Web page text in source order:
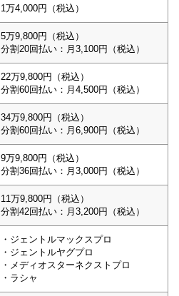
1万4,000円（税込）
5万9,800円（税込）
分割20回払い：月3,100円（税込）
22万9,800円（税込）
分割60回払い：月4,500円（税込）
34万9,800円（税込）
分割60回払い：月6,900円（税込）
9万9,800円（税込）
分割36回払い：月3,000円（税込）
11万9,800円（税込）
分割42回払い：月3,200円（税込）
・ジェントルマックスプロ
・ジェントルヤグプロ
・メディオスターネクストプロ
・ラシャ